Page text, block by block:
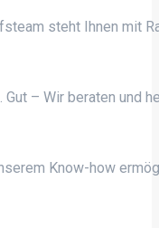
steht Ihnen mit
– Wir beraten und
Know-how